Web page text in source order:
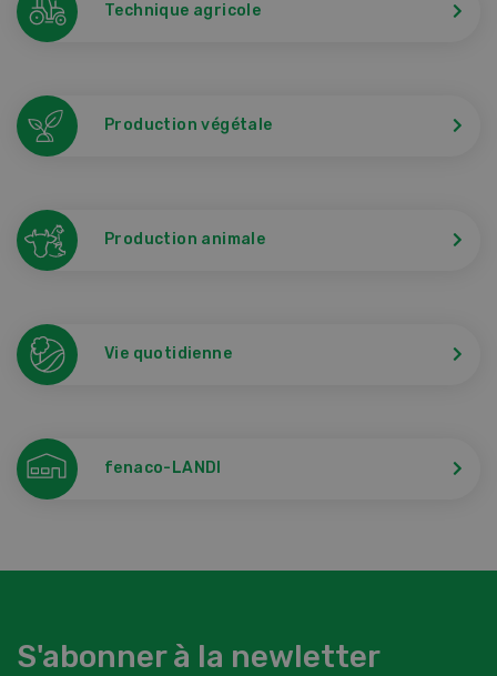
Technique agricole
Production végétale
Production animale
Vie quotidienne
fenaco-LANDI
S'abonner à la newletter